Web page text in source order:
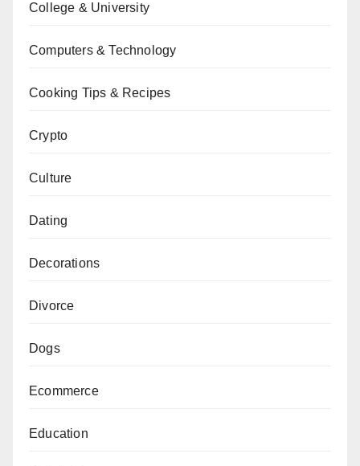
College & University
Computers & Technology
Cooking Tips & Recipes
Crypto
Culture
Dating
Decorations
Divorce
Dogs
Ecommerce
Education